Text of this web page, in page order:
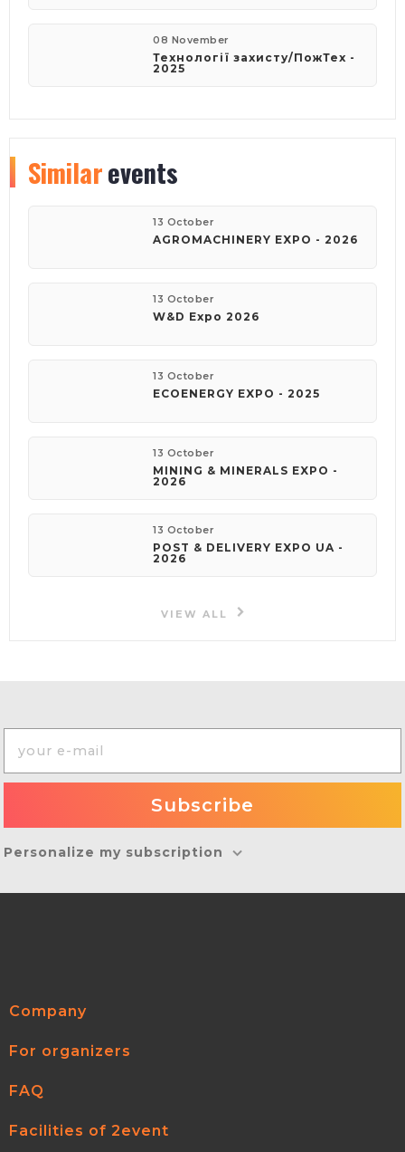
08 November
Технології захисту/ПожТех -
2025
Similarevents
13 October
AGROMACHINERY EXPO - 2026
13 October
W&D Expo 2026
13 October
ECOENERGY EXPO - 2025
13 October
MINING & MINERALS EXPO -
2026
13 October
POST & DELIVERY EXPO UA -
2026
VIEW ALL
Personalize my subscription
Company
For organizers
FAQ
Facilities of 2event